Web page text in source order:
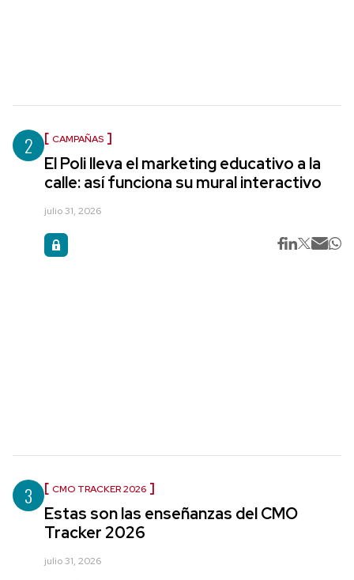
2 CAMPAÑAS
El Poli lleva el marketing educativo a la
calle: así funciona su mural interactivo
julio 31, 2026
3 CMO TRACKER 2026
Estas son las enseñanzas del CMO
Tracker 2026
julio 31, 2026